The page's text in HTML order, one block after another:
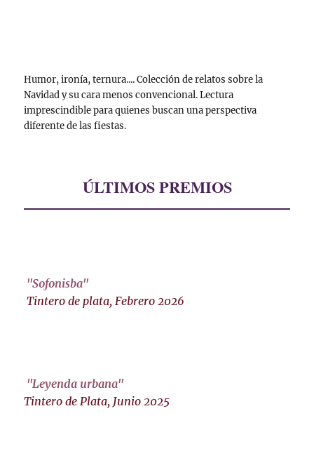
Humor, ironía, ternura.... Colección de relatos sobre la
Navidad y su cara menos convencional. Lectura
imprescindible para quienes buscan una perspectiva
diferente de las fiestas.
ÚLTIMOS PREMIOS
"Sofonisba"
Tintero de plata, Febrero 2026
"Leyenda urbana"
Tintero de Plata, Junio 2025